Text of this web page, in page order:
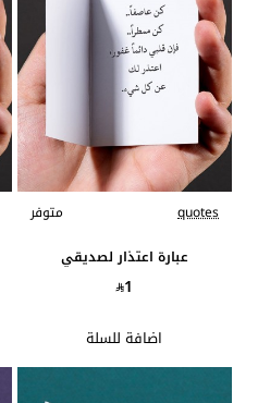
quotes
متوفر
عبارة اعتذار لصديقي
1
اضافة للسلة